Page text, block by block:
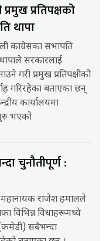
प्रतिपक्षको
थापा
कांग्रेसका सभापति
सरकारलाई
गरी प्रमुख प्रतिपक्षीको
गरिरहेका बताएका छन्
कार्यालयमा
भएको
चुनौतीपूर्ण :
महानायक राजेश हमालले
विभिन्न विधाहरूमध्ये
सबैभन्दा